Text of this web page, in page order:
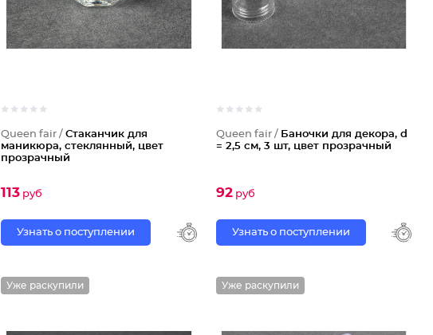
Queen fair /Стаканчик для
маникюра, стеклянный, цвет
прозрачный
113 руб
Узнать о поступлении
Queen fair / Баночки для декора, d
= 2,5 см, 3 шт, цвет прозрачный
92руб
Узнать о поступлении
Уже раскупили Уже раскупили